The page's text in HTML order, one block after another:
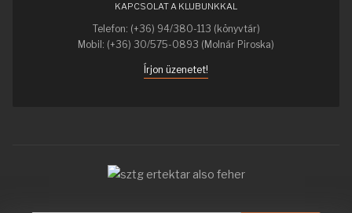
KAPCSOLAT A KLUBUNKKAL
Telefon: (+36) 94/380-113 (könyvtár)
Mobil: (+36) 30/575-0893 (Molnár Piroska)
Írjon üzenetet!